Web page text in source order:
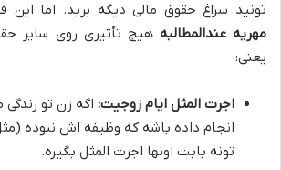
تونید سراغ حقوق مالی دیگه برید. اما این
مهریه عندالمطالبه هیچ تأثیری روی سایر
یعنی:
اجرت المثل ایام زوجیت: اگه زن تو
انجام داده باشه که وظیفه اش نبوده
تونه بابت اونها اجرت المثل بگیره.